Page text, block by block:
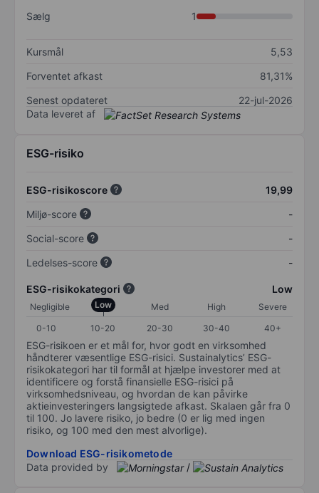
Sælg
1
Kursmål
5,53
Forventet afkast
81,31%
Senest opdateret
22-jul-2026
Data leveret af
ESG-risiko
ESG-risikoscore
19,99
Miljø-score
-
Social-score
-
Ledelses-score
-
ESG-risikokategori Low
Negligible Low Med High
Severe
0-10
10-20 20-30 30-40 40+
ESG-risikoen er et mål for, hvor godt en virksomhed
håndterer væsentlige ESG-risici. Sustainalytics’ ESG-
risikokategori har til formål at hjælpe investorer med at
identificere og forstå finansielle ESG-risici på
virksomhedsniveau, og hvordan de kan påvirke
aktieinvesteringers langsigtede afkast. Skalaen går fra 0
til 100. Jo lavere risiko, jo bedre (0 er lig med ingen
risiko, og 100 med den mest alvorlige).
Download ESG-risikometode
Data provided by
/